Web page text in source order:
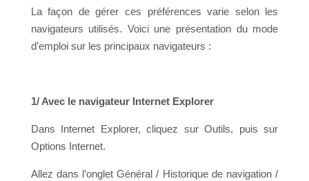
La façon de gérer ces préférences varie selon les
navigateurs utilisés. Voici une présentation du mode
d’emploi sur les principaux navigateurs :
1/ Avec le navigateur Internet Explorer
Dans Internet Explorer, cliquez sur Outils, puis sur
Options Internet.
Allez dans l’onglet Général / Historique de navigation /